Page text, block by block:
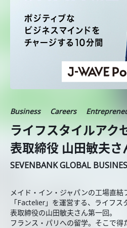
Business Careers
ライフスタイルアク
表取締役 山田敏夫さ
SEVENBANK GLOBAL
メイド・イン・ジャパンの工場直結
「Factelier」を運営する、ライフ
表取締役の山田敏夫さん第一回。
フランス・パリへの留学。そこで得